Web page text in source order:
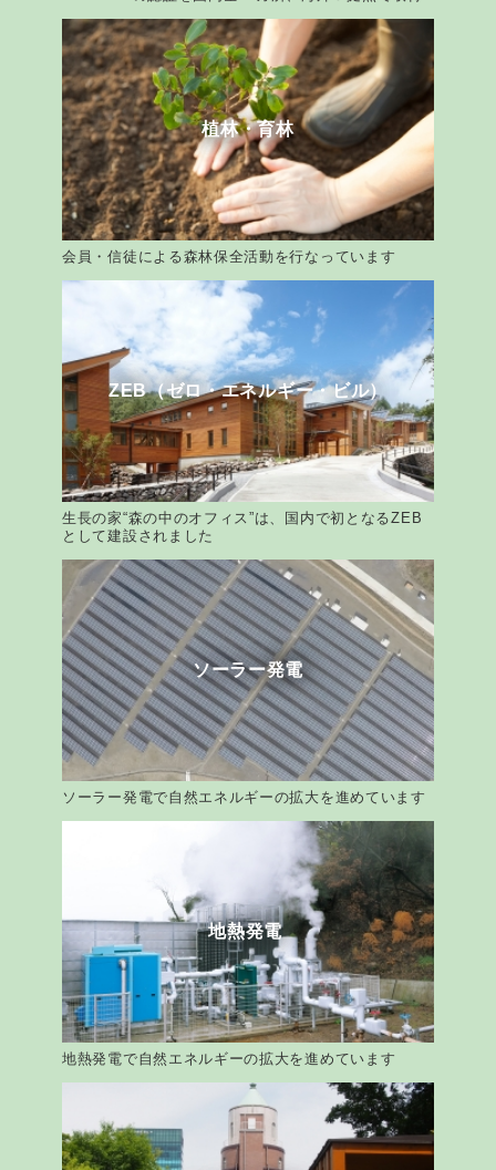
植林・育林
会員・信徒による森林保全活動を行なっています
ZEB（ゼロ・エネルギー・ビル）
生長の家“森の中のオフィス”は、国内で初となるZEB
として建設されました
ソーラー発電
ソーラー発電で自然エネルギーの拡大を進めています
地熱発電
地熱発電で自然エネルギーの拡大を進めています